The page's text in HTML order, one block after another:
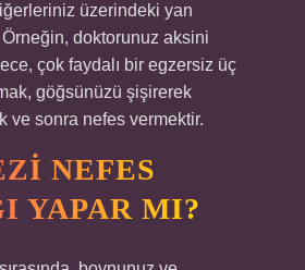
üzerindeki yan
doktorunuz aksini
çok faydalı bir egzersiz üç
göğsünüzü şişirerek
ve sonra nefes vermektir.
NEFES
YAPAR MI?